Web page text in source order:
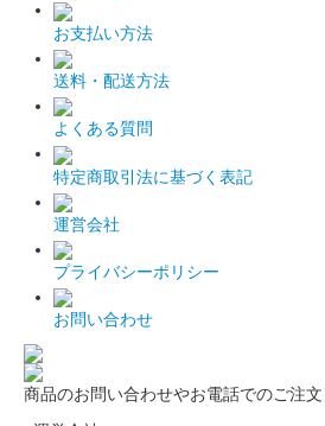
お支払い方法
送料・配送方法
よくある質問
特定商取引法に基づく表記
運営会社
プライバシーポリシー
お問い合わせ
商品のお問い合わせやお電話でのご注